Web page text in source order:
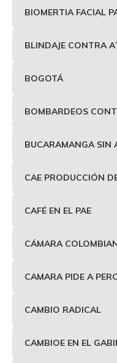
BIOMERTIA FACIAL
BLINDAJE CONTRA
BOGOTÁ
BOMBARDEOS
BUCARAMANGA SIN
CAE PRODUCCIÓN
CAFÉ EN EL PAE
CÁMARA
CAMARA PIDE A
CAMBIO RADICAL
CAMBIOE EN EL